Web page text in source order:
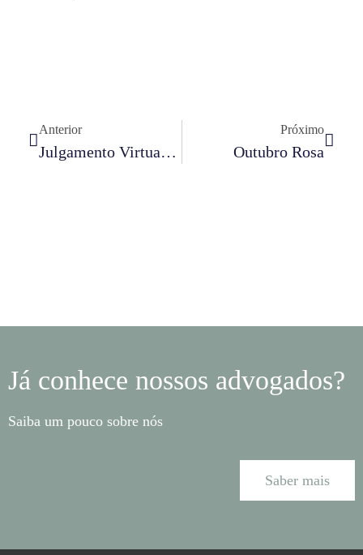
Anterior
Julgamento Virtual 22.10 A 03.11
Próximo
Outubro Rosa
Já conhece nossos advogados?
Saiba um pouco sobre nós
Saber mais